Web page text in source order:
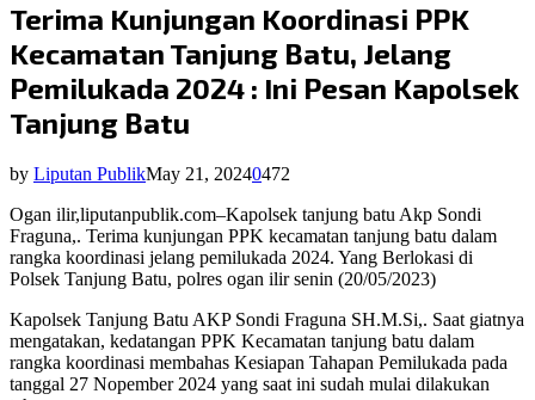
Terima Kunjungan Koordinasi PPK
Kecamatan Tanjung Batu, Jelang
Pemilukada 2024 : Ini Pesan Kapolsek
Tanjung Batu
by Liputan PublikMay 21, 20240472
Ogan ilir,liputanpublik.com–Kapolsek tanjung batu Akp Sondi
Fraguna,. Terima kunjungan PPK kecamatan tanjung batu dalam
rangka koordinasi jelang pemilukada 2024. Yang Berlokasi di
Polsek Tanjung Batu, polres ogan ilir senin (20/05/2023)
Kapolsek Tanjung Batu AKP Sondi Fraguna SH.M.Si,. Saat giatnya
mengatakan, kedatangan PPK Kecamatan tanjung batu dalam
rangka koordinasi membahas Kesiapan Tahapan Pemilukada pada
tanggal 27 Nopember 2024 yang saat ini sudah mulai dilakukan